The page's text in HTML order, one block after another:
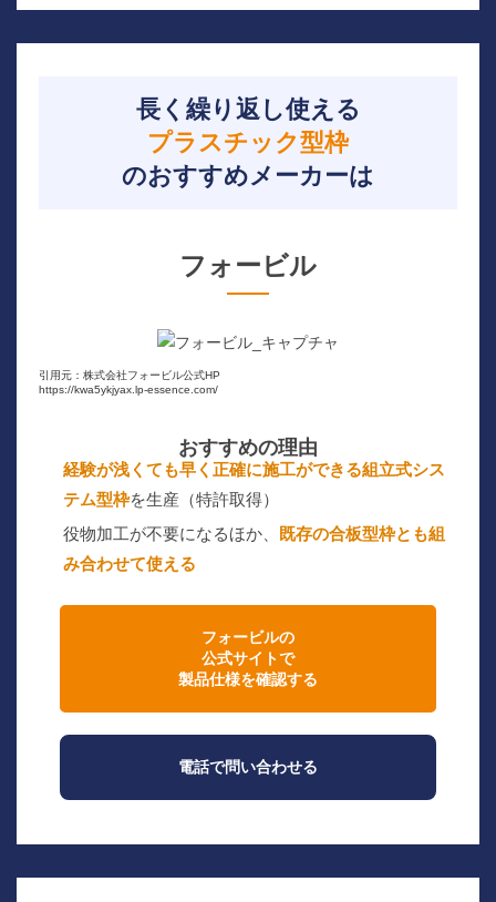
長く繰り返し使える
プラスチック型枠
のおすすめメーカーは
フォービル
引用元：株式会社フォービル公式HP
https://kwa5ykjyax.lp-essence.com/
おすすめの理由
経験が浅くても早く正確に施工ができる組立式シス
テム型枠を生産（特許取得）
役物加工が不要になるほか、
既存の合板型枠とも組
み合わせて使える
フォービルの
公式サイトで
製品仕様を確認する
電話で問い合わせる